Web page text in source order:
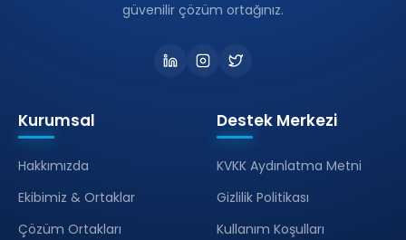
güvenilir çözüm ortağınız.
Kurumsal
Hakkımızda
Ekibimiz & Ortaklar
Çözüm Ortakları
Destek Merkezi
KVKK Aydınlatma Metni
Gizlilik Politikası
Kullanım Koşulları